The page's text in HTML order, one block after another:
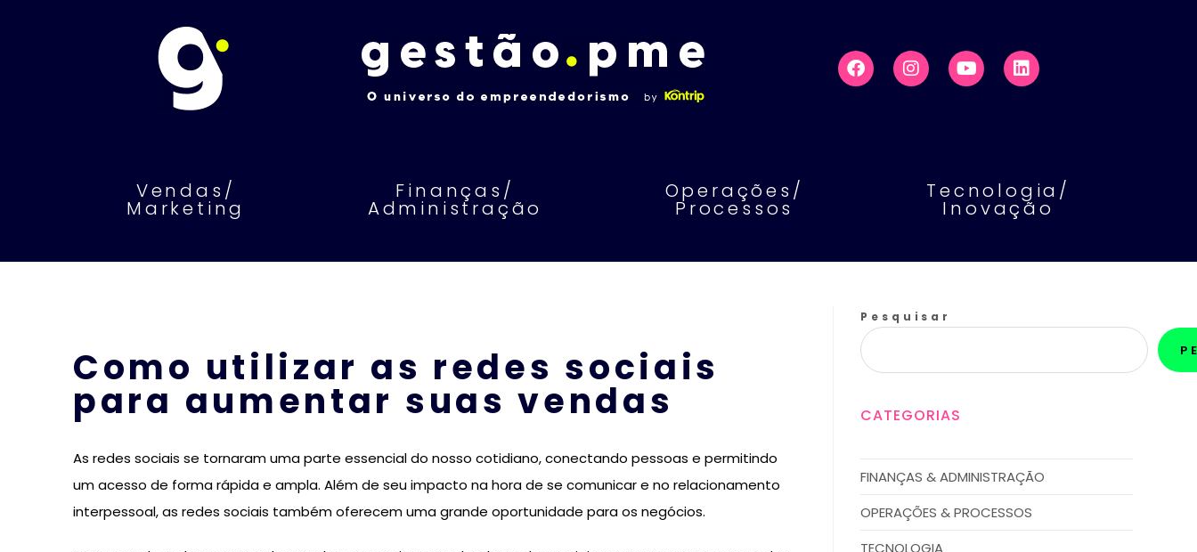
Vendas/
Marketing
Finanças/
Administração
Operações/
Processos
Tecnologia/
Inovação
Como utilizar as redes sociais
para aumentar suas vendas
As redes sociais se tornaram uma parte essencial do nosso cotidiano, conectando pessoas e permitindo
um acesso de forma rápida e ampla. Além de seu impacto na hora de se comunicar e no relacionamento
interpessoal, as redes sociais também oferecem uma grande oportunidade para os negócios.
Pesquisar
CATEGORIAS
FINANÇAS & ADMINISTRAÇÃO
OPERAÇÕES & PROCESSOS
TECNOLOGIA